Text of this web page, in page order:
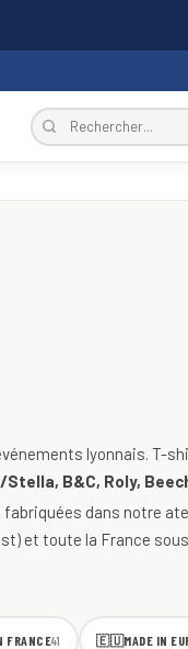
lyonnais. T-
B&C, Roly,
fabriquées dans notre
et toute la France
FRANCE41 🇪🇺MADE IN